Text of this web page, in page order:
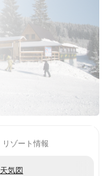
リゾート情報
天気図